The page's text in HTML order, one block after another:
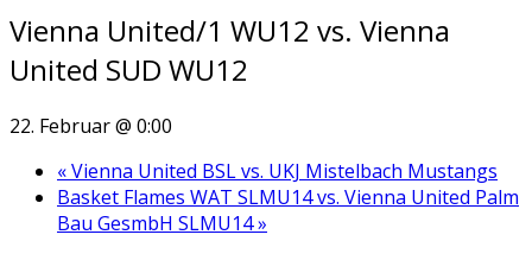
Vienna United/1 WU12 vs. Vienna
United SUD WU12
22. Februar @ 0:00
«Vienna United BSL vs. UKJ Mistelbach Mustangs
Basket Flames WAT SLMU14 vs. Vienna United Palm
Bau GesmbH SLMU14»